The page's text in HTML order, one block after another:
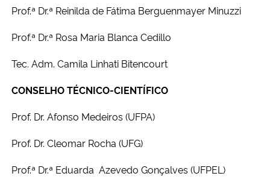
Controladoria-Geral da União
Gabinete de Segurança Institucional
Advocacia-Geral da União
Prof.ª Dr.ª Reinilda de Fátima Berguenmayer Minuzzi
Prof.ª Dr.ª Rosa Maria Blanca Cedillo
Tec. Adm. Camila Linhati Bitencourt
CONSELHO TÉCNICO-CIENTÍFICO
Prof. Dr. Afonso Medeiros (UFPA)
Prof. Dr. Cleomar Rocha (UFG)
Prof.ª Dr.ª Eduarda Azevedo Gonçalves (UFPEL)